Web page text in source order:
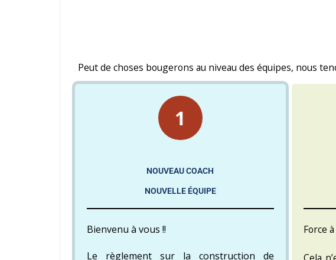
Peut de choses bougerons au niveau des équipes, nous
1
NOUVEAU COACH
NOUVELLE ÉQUIPE​
Bienvenu à vous !!
Le règlement sur la construction de
Force